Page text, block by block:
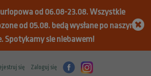
od 06.08-23.08. Wszystkie
od 05.08. bedą wysłane po naszym
Spotykamy sie niebawem!
się Zaloguj się